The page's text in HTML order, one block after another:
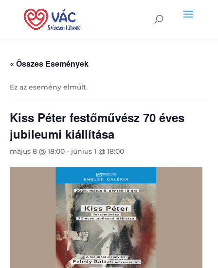
« Összes Események
Ez az esemény elmúlt.
Kiss Péter festőművész 70 éves
jubileumi kiállítása
május 8 @ 18:00 - június 1 @ 18:00